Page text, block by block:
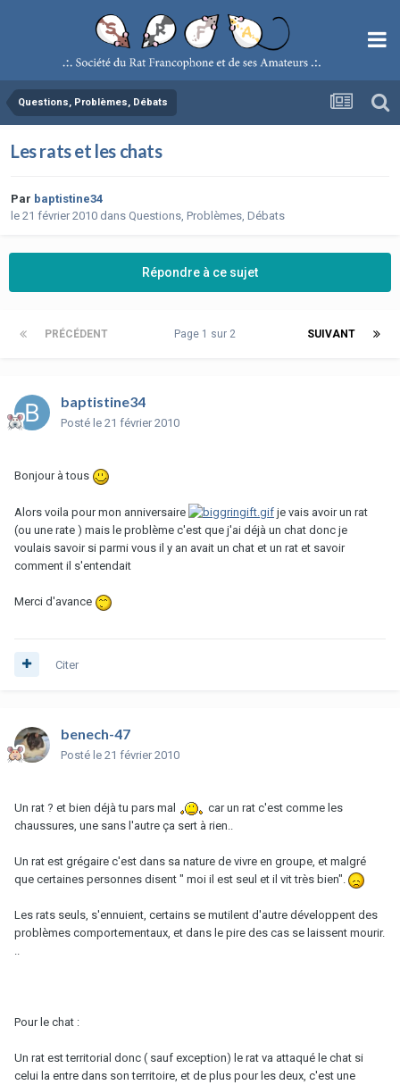
Questions, Problèmes, Débats
Les rats et les chats
Par baptistine34
le 21 février 2010 dans Questions, Problèmes, Débats
Répondre à ce sujet
PRÉCÉDENT SUIVANT
Page 1 sur 2
baptistine34
Posté le 21 février 2010
Bonjour à tous
Alors voila pour mon anniversaire
je vais avoir un rat
(ou une rate ) mais le problème c'est que j'ai déjà un chat donc je
voulais savoir si parmi vous il y an avait un chat et un rat et savoir
comment il s'entendait
Merci d'avance
Citer
benech-47
Posté le 21 février 2010
Un rat ? et bien déjà tu pars mal
car un rat c'est comme les
chaussures, une sans l'autre ça sert à rien..
Un rat est grégaire c'est dans sa nature de vivre en groupe, et malgré
que certaines personnes disent " moi il est seul et il vit très bien".
Les rats seuls, s'ennuient, certains se mutilent d'autre développent des
problèmes comportementaux, et dans le pire des cas se laissent mourir.
Pour le chat :
Un rat est territorial donc ( sauf exception) le rat va attaqué le chat si
celui la entre dans son territoire, et de plus pour les deux, c'est une